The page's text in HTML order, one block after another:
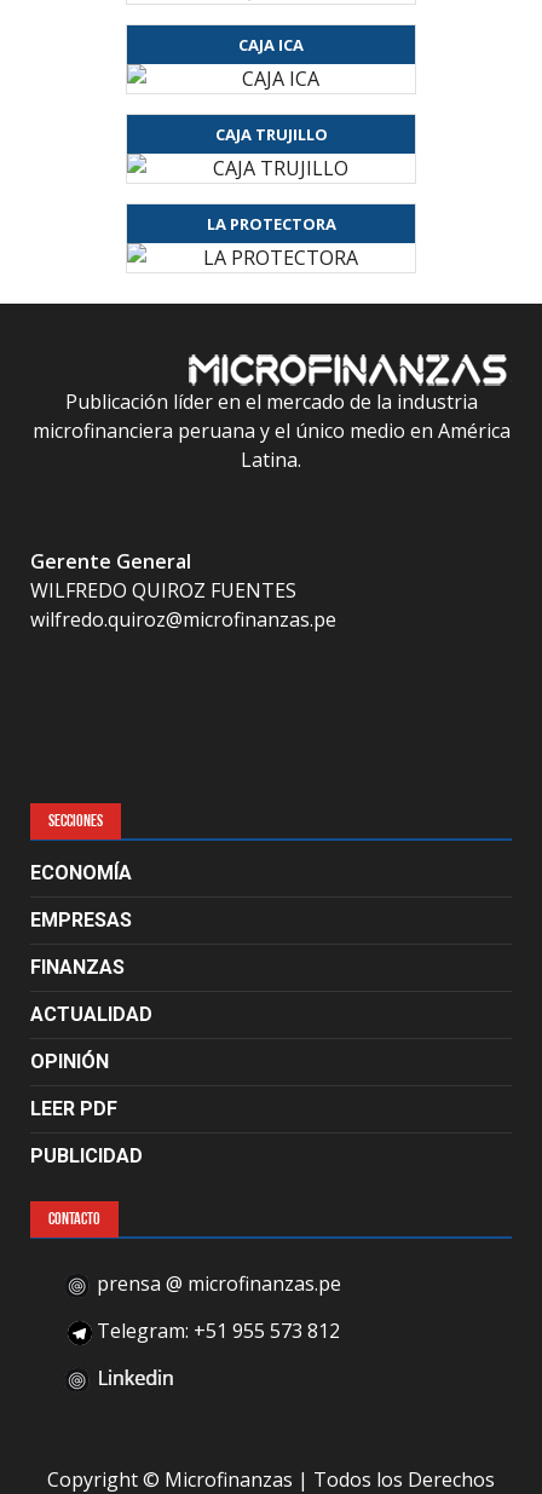
CAJA ICA
CAJA TRUJILLO
LA PROTECTORA
Publicación líder en el mercado de la industria
microfinanciera peruana y el único medio en América
Latina.
Gerente General
WILFREDO QUIROZ FUENTES
wilfredo.quiroz@microfinanzas.pe
SECCIONES
ECONOMÍA
EMPRESAS
FINANZAS
ACTUALIDAD
OPINIÓN
LEER PDF
PUBLICIDAD
CONTACTO
prensa @ microfinanzas.pe
Telegram: +51 955 573 812
Copyright © Microfinanzas | Todos los Derechos